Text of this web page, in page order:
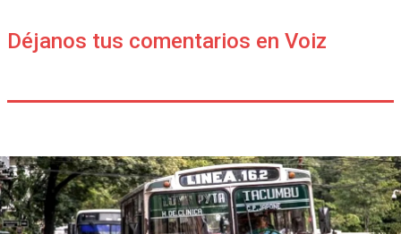
Déjanos tus comentarios en Voiz